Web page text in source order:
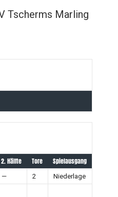
Tscherms Marling
2. Hälfte Tore Spielausgang
— 2
Niederlage